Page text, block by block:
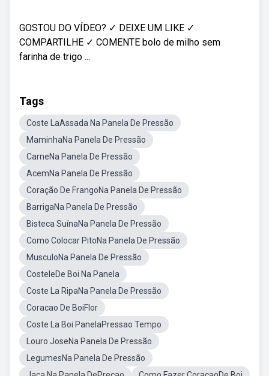
GOSTOU DO VÍDEO? ✓ DEIXE UM LIKE ✓
COMPARTILHE ✓ COMENTE bolo de milho sem
farinha de trigo ...
Tags
Coste LaAssada Na Panela De Pressão
MaminhaNa Panela De Pressão
CarneNa Panela De Pressão
AcemNa Panela De Pressão
Coração De FrangoNa Panela De Pressão
BarrigaNa Panela De Pressão
Bisteca SuínaNa Panela De Pressão
Como Colocar PitoNa Panela De Pressão
MusculoNa Panela De Pressão
CosteleDe Boi Na Panela
Coste La RipaNa Panela De Pressão
Coracao De BoiFlor
Coste La Boi PanelaPressao Tempo
Louro JoseNa Panela De Pressão
LegumesNa Panela De Pressão